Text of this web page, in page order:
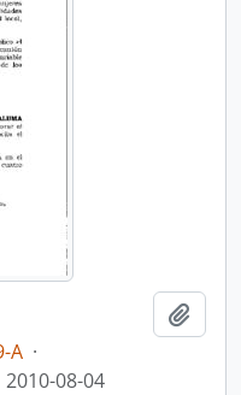
A ·
2010-08-04